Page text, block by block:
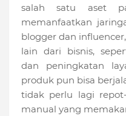
salah satu aset
memanfaatkan
blogger dan
lain dari bisnis,
dan peningkatan
produk pun bisa
tidak perlu lagi
manual yang